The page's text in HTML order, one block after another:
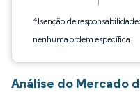
*Isenção de
nenhuma ordem específica
Análise do Mercado